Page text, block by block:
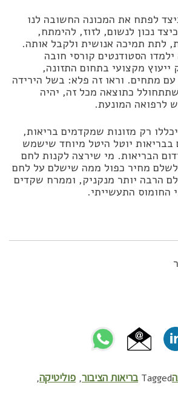
לפתח את המכונה החשובה לנו
נכון לנשום, לזוז, להימתח,
לתת תמיכה אנושית ולקבל אותה.
הסטודנטים קורסי חובה
מקצועי בתחום התזונה,
עם מתחים. וראו זה פלא: בשל הירידה
כתוצאה מכל זה, יהיה
לרפואה המונעת.
רק מזונות שמקדמים בריאות,
בבריאות יוטל היטל מיוחד שישמש
הבריאות. מי שירצה לקנות לחם
מחיר כפול ממה שישלם על לחם
הרבה יותר מנקניק, וממרח שקדים
החומוס התעשייתי.
Tagged בריאות הציבור, פוליטיקה,